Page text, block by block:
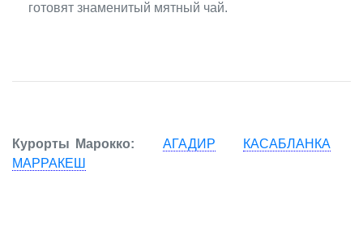
готовят знаменитый мятный чай.
Курорты Марокко: АГАДИР
КАСАБЛАНКА
МАРРАКЕШ